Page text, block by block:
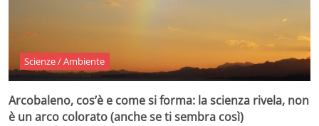
Scienze / Ambiente
Arcobaleno, cos’è e come si forma: la scienza rivela, non
è un arco colorato (anche se ti sembra così)